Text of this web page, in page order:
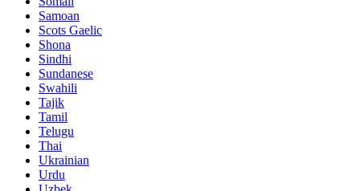
Samoan
Scots Gaelic
Shona
Sindhi
Sundanese
Swahili
Tajik
Tamil
Telugu
Thai
Ukrainian
Urdu